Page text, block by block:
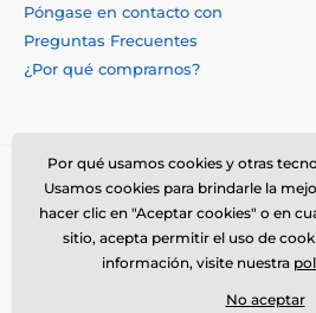
Póngase en contacto con
Preguntas Frecuentes
¿Por qué comprarnos?
Por qué usamos cookies y otras
Usamos cookies para brindarle la
hacer clic en "Aceptar cookies" o en
sitio, acepta permitir el uso de
información, visite nuestra
No aceptar